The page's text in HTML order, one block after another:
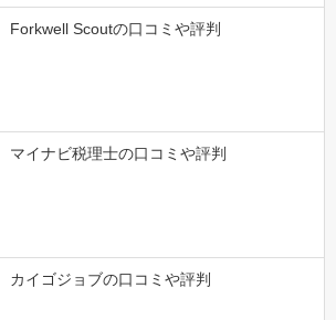
Forkwell Scoutの口コミや評判
マイナビ税理士の口コミや評判
カイゴジョブの口コミや評判